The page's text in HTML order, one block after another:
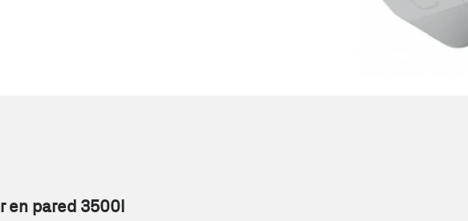
en pared 3500l